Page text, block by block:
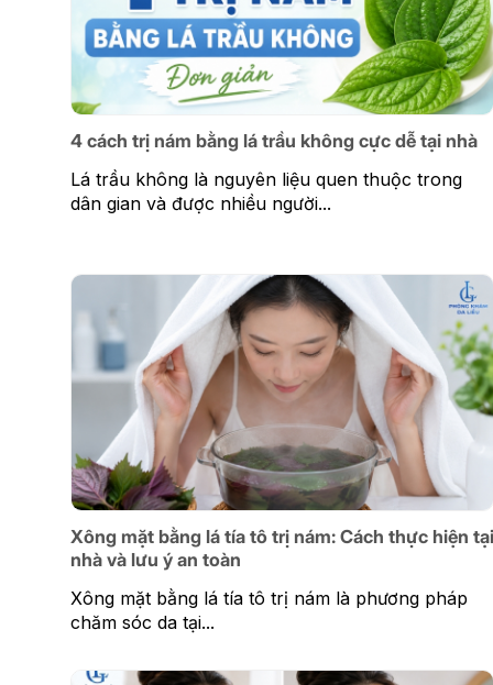
4 cách trị nám bằng lá trầu không cực dễ tại nhà
Lá trầu không là nguyên liệu quen thuộc trong
dân gian và được nhiều người...
Xông mặt bằng lá tía tô trị nám: Cách thực hiện tại
nhà và lưu ý an toàn
Xông mặt bằng lá tía tô trị nám là phương pháp
chăm sóc da tại...